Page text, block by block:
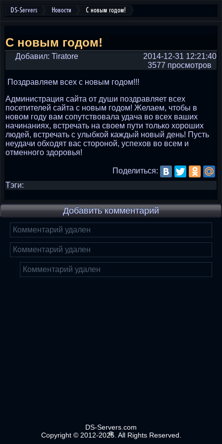
DS-Servers Новости С новым годом!
С новым годом!
Добавил: Tiratore
2014-12-31 12:21:40
3577 просмотров
Поздравляем всех с новым годом!!!
Администрация сайта от души поздравляет всех
посетителей сайта с новым годом! Желаем, чтобы в
новом году вам сопутствовала удача во всех ваших
начинаниях, встречать на своем пути только хороших
людей, встречать с улыбкой каждый новый день! Пусть
неудачи обходят вас стороной, успехов во всем и
отменного здоровья!
Поделиться:
Тэги:
Добавить комментарий
Комментарий удален
Комментарий удален
Комментарий удален
DS-Servers.com
Copyright © 2012-2025. All Rights Reserved.